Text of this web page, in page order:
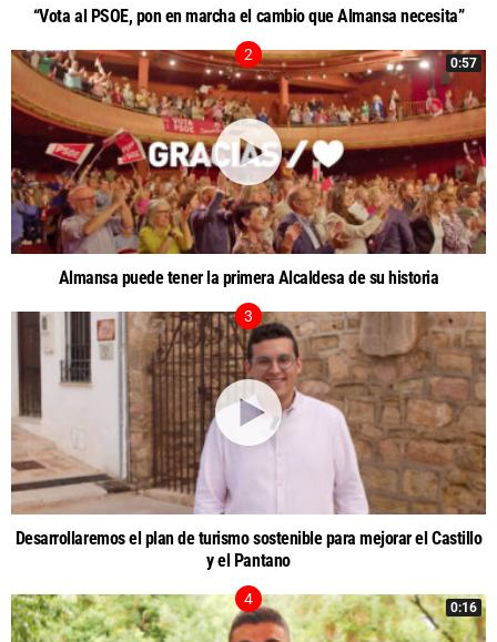
“Vota al PSOE, pon en marcha el cambio que Almansa necesita”
0:57
Almansa puede tener la primera Alcaldesa de su historia
Desarrollaremos el plan de turismo sostenible para mejorar el Castillo
y el Pantano
0:16